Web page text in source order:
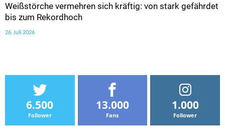
Weißstörche vermehren sich kräftig: von stark gefährdet
bis zum Rekordhoch
26. Juli 2026
6.500
Follower
13.000
Fans
1.000
Follower